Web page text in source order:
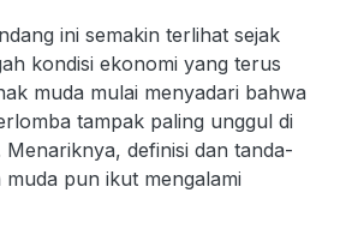
ini semakin terlihat sejak
kondisi ekonomi yang terus
muda mulai menyadari bahwa
tampak paling unggul di
definisi dan tanda-
muda pun ikut mengalami